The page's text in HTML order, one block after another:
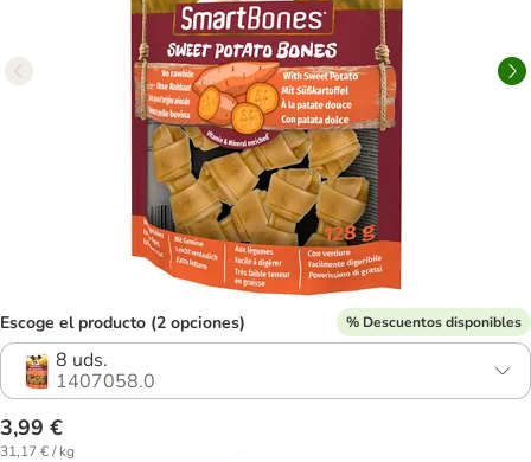
Escoge el producto (2 opciones) % Descuentos disponibles
8 uds.
1407058.0
3,99 €
31,17 € / kg